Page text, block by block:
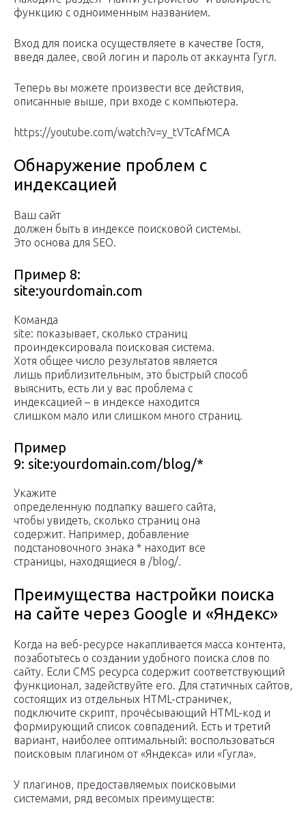
функцию с одноименным названием.
Вход для поиска осуществляете в качестве Гостя,
введя далее, свой логин и пароль от аккаунта Гугл.
Теперь вы можете произвести все действия,
описанные выше, при входе с компьютера.
https://youtube.com/watch?v=y_tVTcAfMCA
Обнаружение проблем с
индексацией
Ваш сайт
должен быть в индексе поисковой системы.
Это основа для SEO.
Пример 8:
site:yourdomain.com
Команда
site: показывает, сколько страниц
проиндексировала поисковая система.
Хотя общее число результатов является
лишь приблизительным, это быстрый способ
выяснить, есть ли у вас проблема с
индексацией – в индексе находится
слишком мало или слишком много страниц.
Пример
9: site:yourdomain.com/blog/*
Укажите
определенную подпапку вашего сайта,
чтобы увидеть, сколько страниц она
содержит. Например, добавление
подстановочного знака * находит все
страницы, находящиеся в /blog/.
Преимущества настройки поиска
на сайте через Google и «Яндекс»
Когда на веб-ресурсе накапливается масса контента,
позаботьтесь о создании удобного поиска слов по
сайту. Если CMS ресурса содержит соответствующий
функционал, задействуйте его. Для статичных сайтов,
состоящих из отдельных HTML-страничек,
подключите скрипт, прочёсывающий HTML-код и
формирующий список совпадений. Есть и третий
вариант, наиболее оптимальный: воспользоваться
поисковым плагином от «Яндекса» или «Гугла».
У плагинов, предоставляемых поисковыми
системами, ряд весомых преимуществ: